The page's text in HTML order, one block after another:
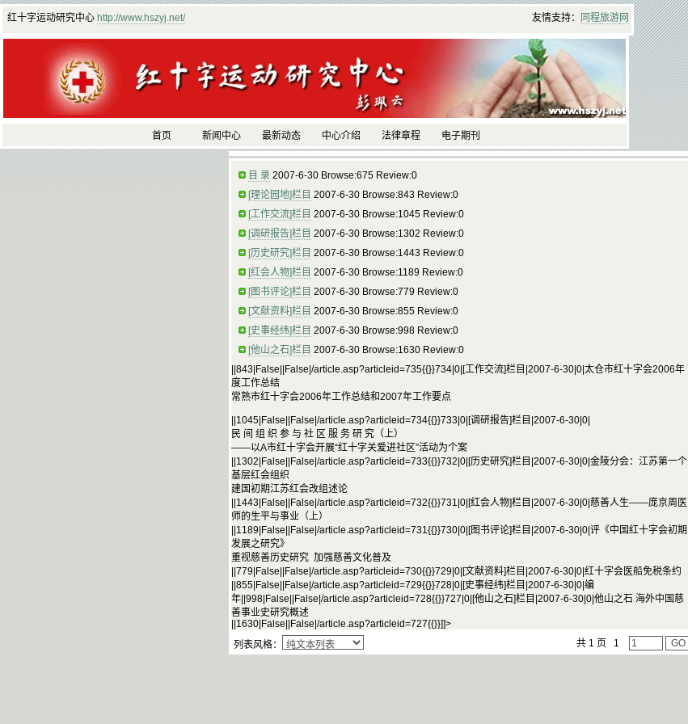
红十字运动研究中心 http://www.hszyj.net/ 友情支持： 同程旅游网
首页 新闻中心 最新动态 中心介绍 法律章程 电子期刊
目 录 2007-6-30 Browse:675 Review:0
[理论园地]栏目 2007-6-30 Browse:843 Review:0
[工作交流]栏目 2007-6-30 Browse:1045 Review:0
[调研报告]栏目 2007-6-30 Browse:1302 Review:0
[历史研究]栏目 2007-6-30 Browse:1443 Review:0
[红会人物]栏目 2007-6-30 Browse:1189 Review:0
[图书评论]栏目 2007-6-30 Browse:779 Review:0
[文献资料]栏目 2007-6-30 Browse:855 Review:0
[史事经纬]栏目 2007-6-30 Browse:998 Review:0
[他山之石]栏目 2007-6-30 Browse:1630 Review:0
||843|False||False|/article.asp?articleid=735{{}}734|0|[工作交流]栏目|2007-6-30|0|太仓市红十字会2006年
度工作总结
常熟市红十字会2006年工作总结和2007年工作要点
||1045|False||False|/article.asp?articleid=734{{}}733|0|[调研报告]栏目|2007-6-30|0|
民 间 组 织 参 与 社 区 服 务 研 究（上）
——以A市红十字会开展“红十字关爱进社区”活动为个案
||1302|False||False|/article.asp?articleid=733{{}}732|0|[历史研究]栏目|2007-6-30|0|金陵分会：江苏第一个
基层红会组织
建国初期江苏红会改组述论
||1443|False||False|/article.asp?articleid=732{{}}731|0|[红会人物]栏目|2007-6-30|0|慈善人生——庞京周医
师的生平与事业（上）
||1189|False||False|/article.asp?articleid=731{{}}730|0|[图书评论]栏目|2007-6-30|0|评《中国红十字会初期
发展之研究》
重视慈善历史研究 加强慈善文化普及
||779|False||False|/article.asp?articleid=730{{}}729|0|[文献资料]栏目|2007-6-30|0|红十字会医船免税条约
||855|False||False|/article.asp?articleid=729{{}}728|0|[史事经纬]栏目|2007-6-30|0|编
年||998|False||False|/article.asp?articleid=728{{}}727|0|[他山之石]栏目|2007-6-30|0|他山之石 海外中国慈
善事业史研究概述
||1630|False||False|/article.asp?articleid=727{{}}]]>
列表风格：
共 1 页 1